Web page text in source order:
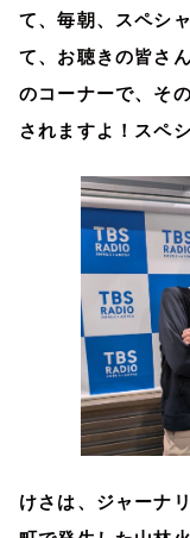
て、毎朝、スペシ
て、お聴きの皆さ
のコーナーで、そ
されますよ！スペ
けさは、ジャーナ